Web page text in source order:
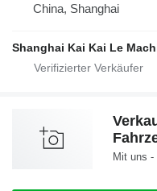
China, Shanghai
Shanghai Kai Kai Le
Mit uns -